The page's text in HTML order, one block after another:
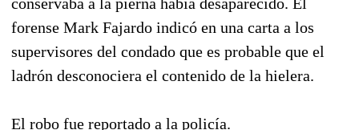
conservaba a la pierna había desaparecido. El
forense Mark Fajardo indicó en una carta a los
supervisores del condado que es probable que el
ladrón desconociera el contenido de la hielera.
El robo fue reportado a la policía.